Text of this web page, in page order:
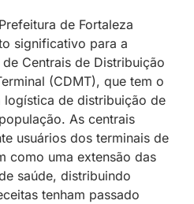
de Fortaleza
significativo para a
Centrais de Distribuição
(CDMT), que tem o
de distribuição de
As centrais
usuários dos terminais de
como uma extensão das
saúde, distribuindo
tenham passado